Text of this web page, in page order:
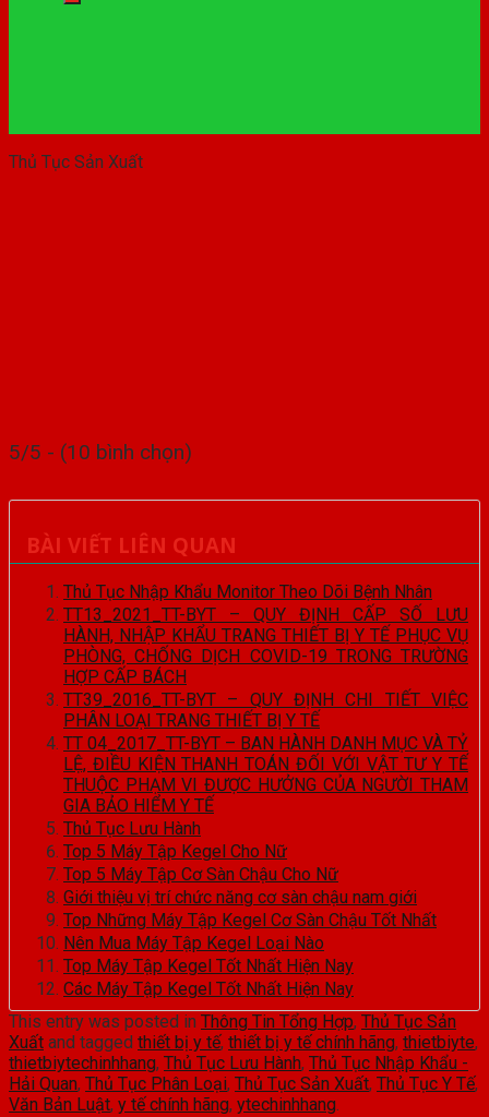
Thủ Tục Sản Xuất
5/5 - (10 bình chọn)
BÀI VIẾT LIÊN QUAN
Thủ Tục Nhập Khẩu Monitor Theo Dõi Bệnh Nhân
TT13_2021_TT-BYT – QUY ĐỊNH CẤP SỐ LƯU
HÀNH, NHẬP KHẨU TRANG THIẾT BỊ Y TẾ PHỤC VỤ
PHÒNG, CHỐNG DỊCH COVID-19 TRONG TRƯỜNG
HỢP CẤP BÁCH
TT39_2016_TT-BYT – QUY ĐỊNH CHI TIẾT VIỆC
PHÂN LOẠI TRANG THIẾT BỊ Y TẾ
TT 04_2017_TT-BYT – BAN HÀNH DANH MỤC VÀ TỶ
LỆ, ĐIỀU KIỆN THANH TOÁN ĐỐI VỚI VẬT TƯ Y TẾ
THUỘC PHẠM VI ĐƯỢC HƯỞNG CỦA NGƯỜI THAM
GIA BẢO HIỂM Y TẾ
Thủ Tục Lưu Hành
Top 5 Máy Tập Kegel Cho Nữ
Top 5 Máy Tập Cơ Sàn Chậu Cho Nữ
Giới thiệu vị trí chức năng cơ sàn chậu nam giới
Top Những Máy Tập Kegel Cơ Sàn Chậu Tốt Nhất
Nên Mua Máy Tập Kegel Loại Nào
Top Máy Tập Kegel Tốt Nhất Hiện Nay
Các Máy Tập Kegel Tốt Nhất Hiện Nay
This entry was posted in Thông Tin Tổng Hợp, Thủ Tục Sản
Xuất and tagged thiết bị y tế, thiết bị y tế chính hãng, thietbiyte,
thietbiytechinhhang, Thủ Tục Lưu Hành, Thủ Tục Nhập Khẩu -
Hải Quan, Thủ Tục Phân Loại, Thủ Tục Sản Xuất, Thủ Tục Y Tế,
Văn Bản Luật, y tế chính hãng, ytechinhhang.